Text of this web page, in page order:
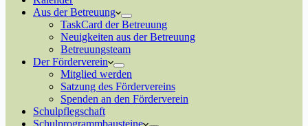
Aus der Betreuung
TaskCard der Betreuung
Neuigkeiten aus der Betreuung
Betreuungsteam
Der Förderverein
Mitglied werden
Satzung des Fördervereins
Spenden an den Förderverein
Schulpflegschaft
Schulprogrammbausteine